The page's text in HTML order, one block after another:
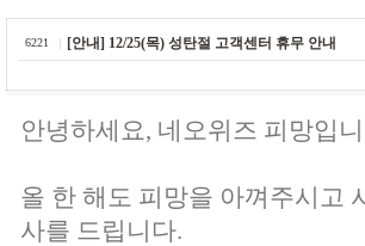
6221 [안내] 12/25(목) 성탄절 고객센터 휴무 안내
안녕하세요, 네오위즈 피망입
올 한 해도 피망을 아껴주시고
사를 드립니다.